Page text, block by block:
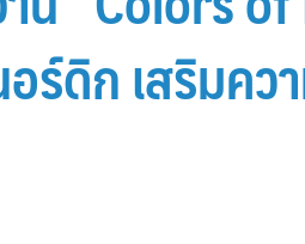
ดิก เสริมคว